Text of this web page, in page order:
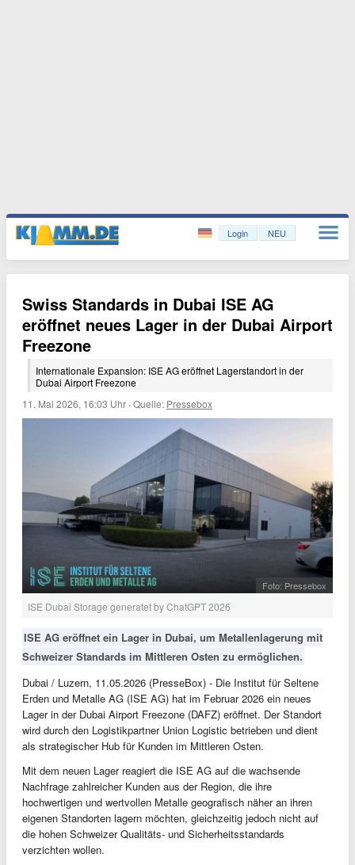
Login NEU
Swiss Standards in Dubai ISE AG
eröffnet neues Lager in der Dubai Airport
Freezone
Internationale Expansion: ISE AG eröffnet Lagerstandort in der
Dubai Airport Freezone
11. Mai 2026, 16:03 Uhr ·Quelle: Pressebox
Foto: Pressebox
ISE Dubai Storage generatet by ChatGPT 2026
ISE AG eröffnet ein Lager in Dubai, um Metallenlagerung mit
Schweizer Standards im Mittleren Osten zu ermöglichen.
Dubai / Luzern, 11.05.2026 (PresseBox) - Die Institut für Seltene
Erden und Metalle AG (ISE AG) hat im Februar 2026 ein neues
Lager in der Dubai Airport Freezone (DAFZ) eröffnet. Der Standort
wird durch den Logistikpartner Union Logistic betrieben und dient
als strategischer Hub für Kunden im Mittleren Osten.
Mit dem neuen Lager reagiert die ISE AG auf die wachsende
Nachfrage zahlreicher Kunden aus der Region, die ihre
hochwertigen und wertvollen Metalle geografisch näher an ihren
eigenen Standorten lagern möchten, gleichzeitig jedoch nicht auf
die hohen Schweizer Qualitäts- und Sicherheitsstandards
verzichten wollen.